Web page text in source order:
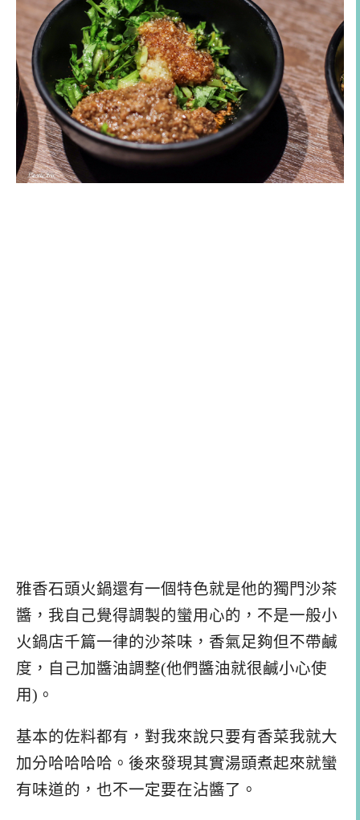
雅香石頭火鍋還有一個特色就是他的獨門沙茶
醬，我自己覺得調製的蠻用心的，不是一般小
火鍋店千篇一律的沙茶味，香氣足夠但不帶鹹
度，自己加醬油調整(他們醬油就很鹹小心使
用)。
基本的佐料都有，對我來說只要有香菜我就大
加分哈哈哈哈。後來發現其實湯頭煮起來就蠻
有味道的，也不一定要在沾醬了。